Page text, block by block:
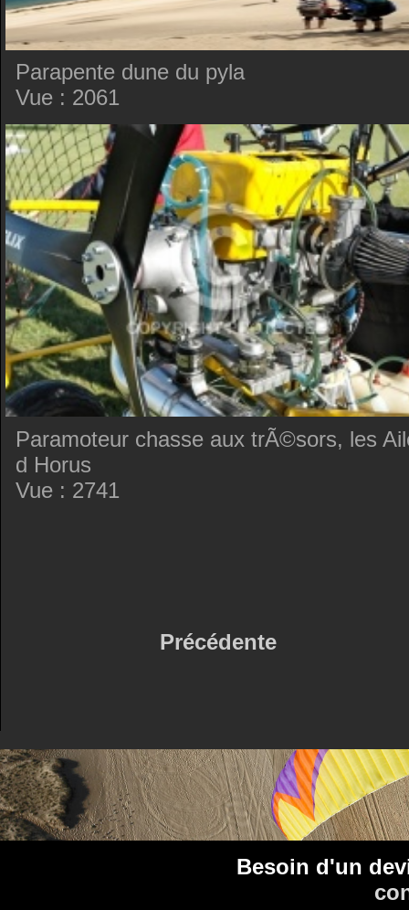
Parapente dune du pyla
Vue : 2061
Paramoteur chasse aux trÃ©sors, les
d Horus
Vue : 2741
Précédente
Besoin d'un